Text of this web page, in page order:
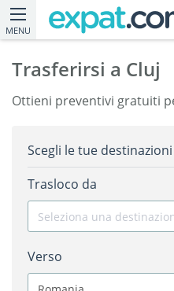
MENU
Trasferirsi a Cluj
Ottieni preventivi gratuiti
Scegli le tue destinazioni
Trasloco da
Seleziona una
Verso